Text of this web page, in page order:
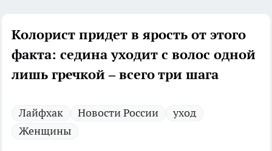
Колорист придет в ярость от этого
факта: седина уходит с волос одной
лишь гречкой – всего три шага
Лайфхак Новости России
уход
Женщины